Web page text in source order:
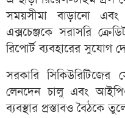
সময়সীমা বাড়ানো
এক্সচেঞ্জকে সরাসরি
রিপোর্ট ব্যবহারের সুযোগ
সরকারি সিকিউরিটিজের
লেনদেন চালু এবং
ব্যবস্থার প্রস্তাবও বৈঠকে